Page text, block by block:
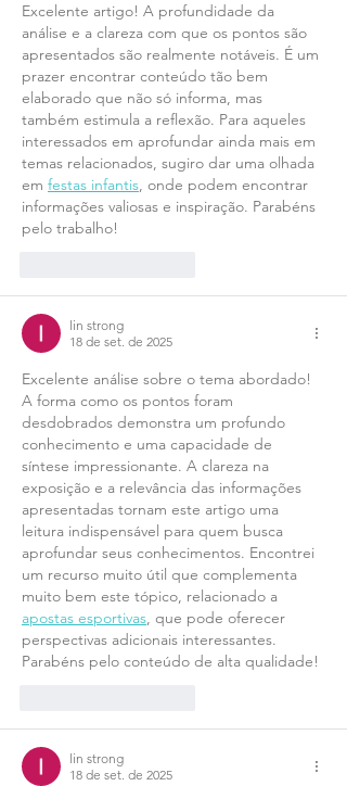
Excelente artigo! A profundidade da
análise e a clareza com que os pontos são
apresentados são realmente notáveis. É um
prazer encontrar conteúdo tão bem
elaborado que não só informa, mas
também estimula a reflexão. Para aqueles
interessados em aprofundar ainda mais em
temas relacionados, sugiro dar uma olhada
em festas infantis, onde podem encontrar
informações valiosas e inspiração. Parabéns
pelo trabalho!
lin strong
18 de set. de 2025
Excelente análise sobre o tema abordado!
A forma como os pontos foram
desdobrados demonstra um profundo
conhecimento e uma capacidade de
síntese impressionante. A clareza na
exposição e a relevância das informações
apresentadas tornam este artigo uma
leitura indispensável para quem busca
aprofundar seus conhecimentos. Encontrei
um recurso muito útil que complementa
muito bem este tópico, relacionado a
apostas esportivas, que pode oferecer
perspectivas adicionais interessantes.
Parabéns pelo conteúdo de alta qualidade!
lin strong
18 de set. de 2025